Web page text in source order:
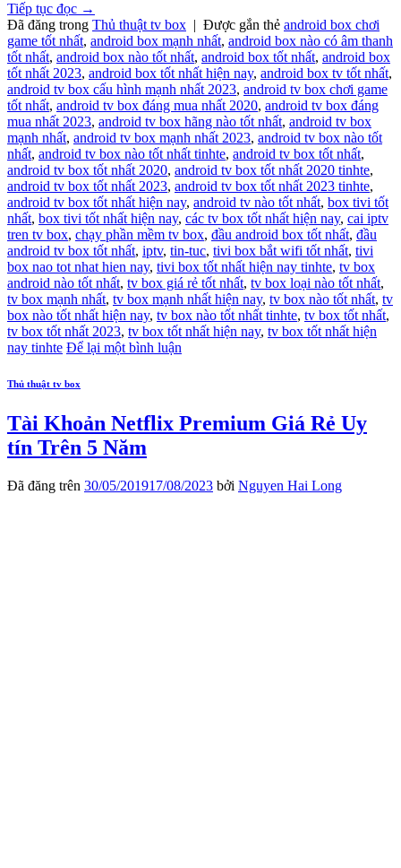
Tiếp tục đọc →
Đã đăng trong Thủ thuật tv box Được gắn thẻ android box chơi
game tốt nhất, android box mạnh nhất, android box nào có âm thanh
tốt nhất, android box nào tốt nhất, android box tốt nhất, android box
tốt nhất 2023, android box tốt nhất hiện nay, android box tv tốt nhất,
android tv box cấu hình mạnh nhất 2023, android tv box chơi game
tốt nhất, android tv box đáng mua nhất 2020, android tv box đáng
mua nhất 2023, android tv box hãng nào tốt nhất, android tv box
mạnh nhất, android tv box mạnh nhất 2023, android tv box nào tốt
nhất, android tv box nào tốt nhất tinhte, android tv box tốt nhất,
android tv box tốt nhất 2020, android tv box tốt nhất 2020 tinhte,
android tv box tốt nhất 2023, android tv box tốt nhất 2023 tinhte,
android tv box tốt nhất hiện nay, android tv nào tốt nhất, box tivi tốt
nhất, box tivi tốt nhất hiện nay, các tv box tốt nhất hiện nay, cai iptv
tren tv box, chạy phần mềm tv box, đầu android box tốt nhất, đầu
android tv box tốt nhất, iptv, tin-tuc, tivi box bắt wifi tốt nhất, tivi
box nao tot nhat hien nay, tivi box tốt nhất hiện nay tinhte, tv box
android nào tốt nhất, tv box giá rẻ tốt nhất, tv box loại nào tốt nhất,
tv box mạnh nhất, tv box mạnh nhất hiện nay, tv box nào tốt nhất, tv
box nào tốt nhất hiện nay, tv box nào tốt nhất tinhte, tv box tốt nhất,
tv box tốt nhất 2023, tv box tốt nhất hiện nay, tv box tốt nhất hiện
nay tinhte Để lại một bình luận
Thủ thuật tv box
Tài Khoản Netflix Premium Giá Rẻ Uy
tín Trên 5 Năm
Đã đăng trên 30/05/201917/08/2023 bởi Nguyen Hai Long